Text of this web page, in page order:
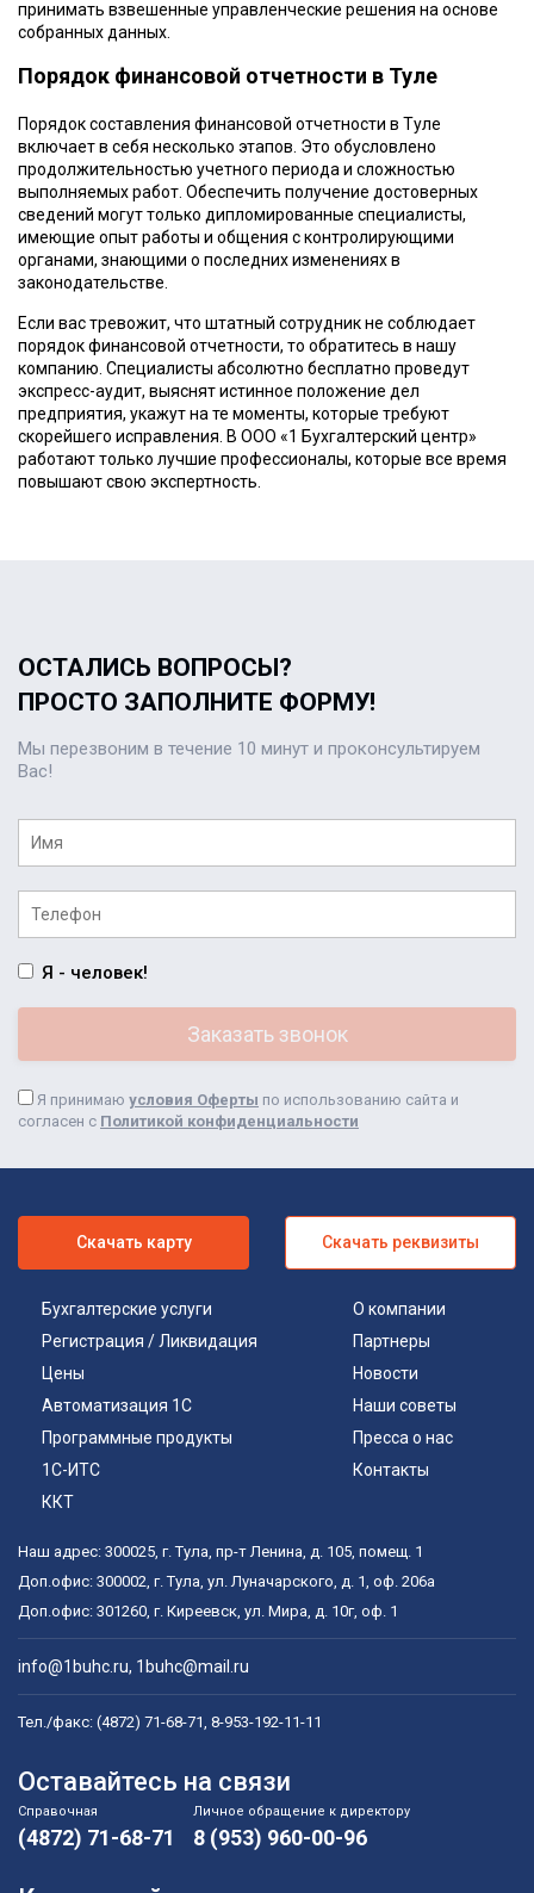
принимать взвешенные управленческие решения на основе
собранных данных.
Порядок финансовой отчетности в Туле
Порядок составления финансовой отчетности в Туле
включает в себя несколько этапов. Это обусловлено
продолжительностью учетного периода и сложностью
выполняемых работ. Обеспечить получение достоверных
сведений могут только дипломированные специалисты,
имеющие опыт работы и общения с контролирующими
органами, знающими о последних изменениях в
законодательстве.
Если вас тревожит, что штатный сотрудник не соблюдает
порядок финансовой отчетности, то обратитесь в нашу
компанию. Специалисты абсолютно бесплатно проведут
экспресс-аудит, выяснят истинное положение дел
предприятия, укажут на те моменты, которые требуют
скорейшего исправления. В ООО «1 Бухгалтерский центр»
работают только лучшие профессионалы, которые все время
повышают свою экспертность.
ОСТАЛИСЬ ВОПРОСЫ?
ПРОСТО ЗАПОЛНИТЕ ФОРМУ!
Мы перезвоним в течение 10 минут и проконсультируем
Вас!
Я - человек!
Я принимаю условия Оферты по использованию сайта и
согласен с Политикой конфиденциальности
Скачать карту Скачать реквизиты
Бухгалтерские услуги
Регистрация / Ликвидация
Цены
Автоматизация 1С
Программные продукты
1С-ИТС
ККТ
О компании
Партнеры
Новости
Наши советы
Пресса о нас
Контакты
Наш адрес: 300025, г. Тула, пр-т Ленина, д. 105, помещ. 1
Доп.офис: 300002, г. Тула, ул. Луначарского, д. 1, оф. 206а
Доп.офис: 301260, г. Киреевск, ул. Мира, д. 10г, оф. 1
info@1buhc.ru, 1buhc@mail.ru
Тел./факс: (4872) 71-68-71, 8-953-192-11-11
Оставайтесь на связи
Справочная Личное обращение к директору
(4872) 71-68-71 8 (953) 960-00-96